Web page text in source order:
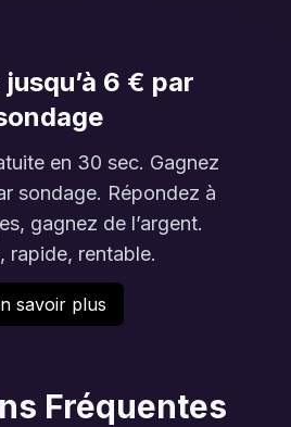
6 € par
en 30 sec. Gagnez
sondage. Répondez à
gagnez de l’argent.
rapide, rentable.
savoir plus
Fréquentes